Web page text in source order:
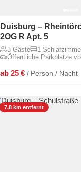
Duisburg –
2OG R Apt. 5
3 Gäste 1
Öffentliche Parkplätze
ab 25 € / Person / Nacht
7,8 km entfernt